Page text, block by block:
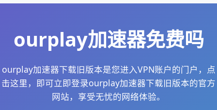
ourplay加速器免费吗
ourplay加速器下载旧版本是您进入VPN账户的门户，点
击这里，即可立即登录ourplay加速器下载旧版本的官方
网站，享受无忧的网络体验。